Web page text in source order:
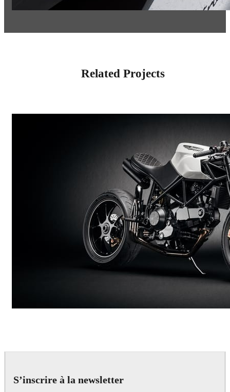
Related Projects
S’inscrire à la newsletter